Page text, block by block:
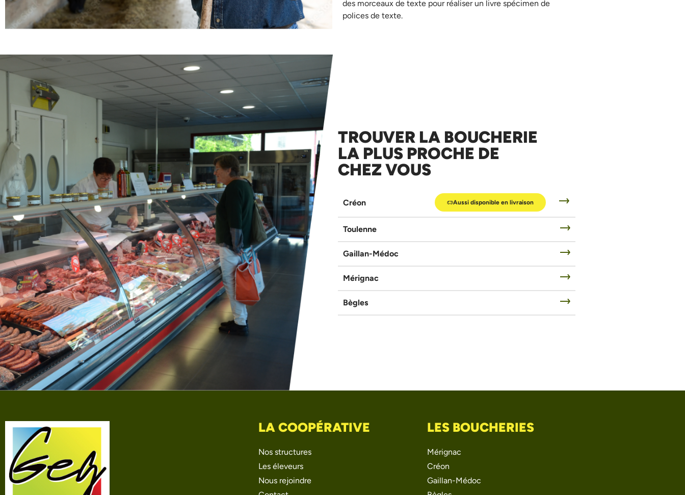
des morceaux de texte pour réaliser un livre spécimen de
polices de texte.
TROUVER LA BOUCHERIE
LA PLUS PROCHE DE
CHEZ VOUS
Créon Aussi disponible en livraison
Toulenne
Gaillan-Médoc
Mérignac
Bègles
LA COOPÉRATIVE
Nos structures
Les éleveurs
Nous rejoindre
LES BOUCHERIES
Mérignac
Créon
Gaillan-Médoc